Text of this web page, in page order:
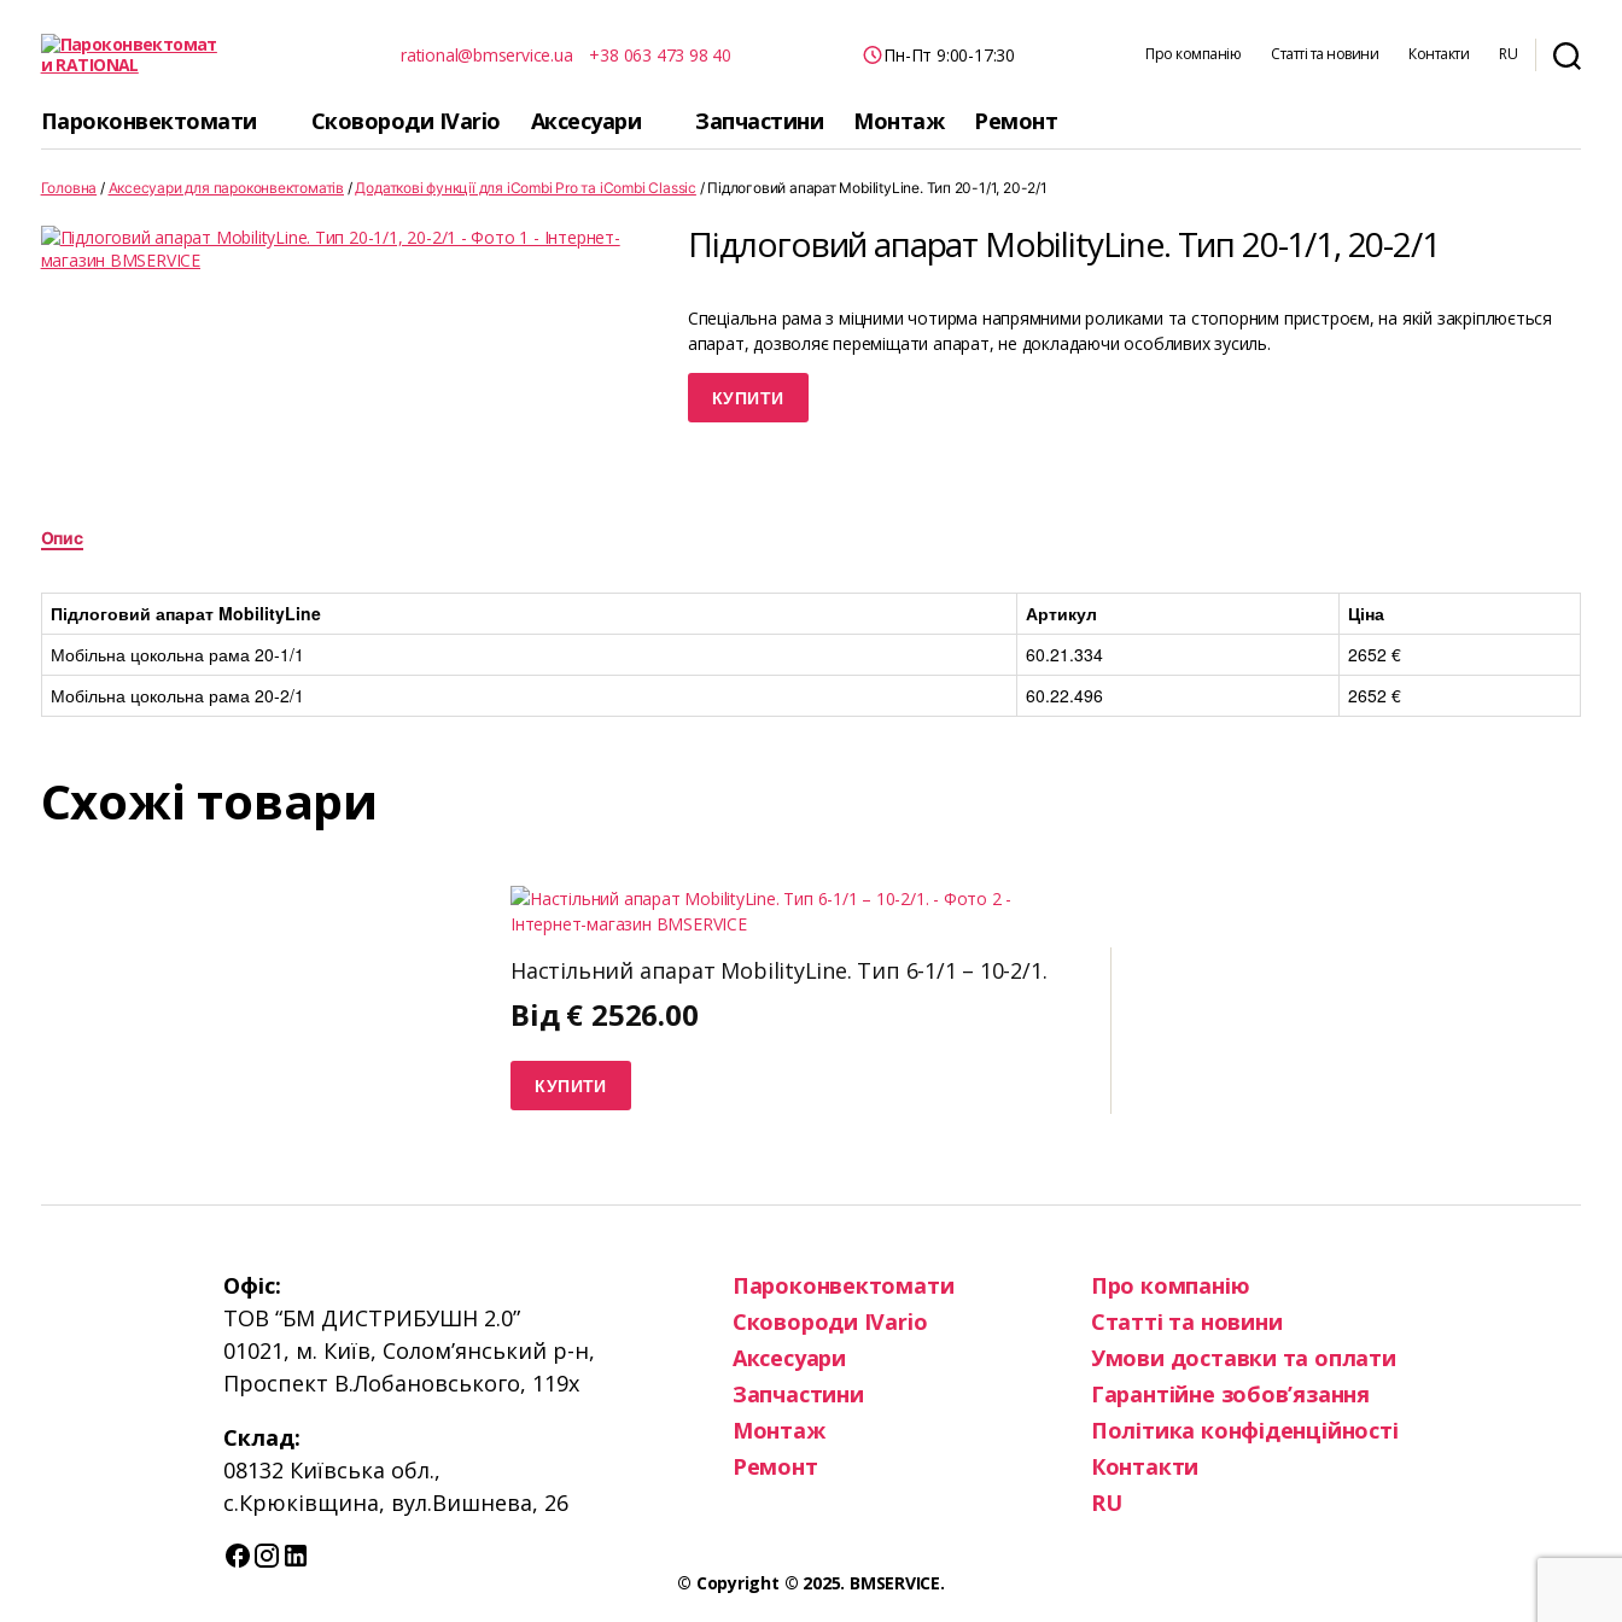
rational@bmservice.ua +38 063 473 98 40 Пн-Пт 9:00-17:30 Про компанію Статті та новини Контакти RU
Пароконвектомати Сковороди IVario Аксесуари Запчастини Монтаж Ремонт
Головна / Аксесуари для пароконвектоматів /Додаткові функції для iCombi Pro та iCombi Classic / Підлоговий апарат MobilityLine. Тип 20-1/1, 20-2/1
Підлоговий апарат MobilityLine. Тип 20-1/1, 20-2/1
Спеціальна рама з міцними чотирма напрямними роликами та стопорним пристроєм, на якій закріплюється
апарат, дозволяє переміщати апарат, не докладаючи особливих зусиль.
КУПИТИ
Опис
Підлоговий апарат MobilityLine Артикул
Ціна
Мобільна цокольна рама 20-1/1
60.21.334
2652 €
Мобільна цокольна рама 20-2/1
60.22.496 2652 €
Схожі товари
Настільний апарат MobilityLine. Тип 6-1/1 – 10-2/1.
Від€ 2526.00
КУПИТИ
Офіс:
ТОВ “БМ ДИСТРИБУШН 2.0”
01021, м. Київ, Солом’янський р-н,
Проспект В.Лобановського, 119х
Склад:
08132 Київська обл.,
с.Крюківщина, вул.Вишнева, 26
Пароконвектомати
Сковороди IVario
Аксесуари
Запчастини
Монтаж
Ремонт
Про компанію
Статті та новини
Умови доставки та оплати
Гарантійне зобов’язання
Політика конфіденційності
Контакти
RU
© Copyright © 2025. BMSERVICE.